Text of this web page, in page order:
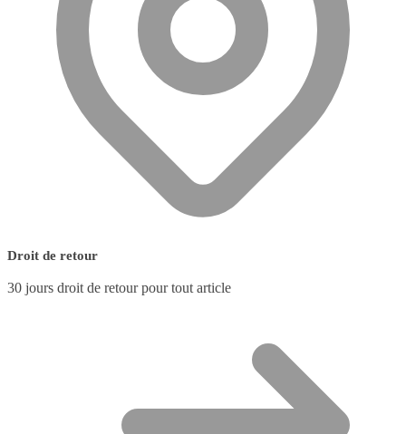
Droit de retour
30 jours droit de retour pour tout article